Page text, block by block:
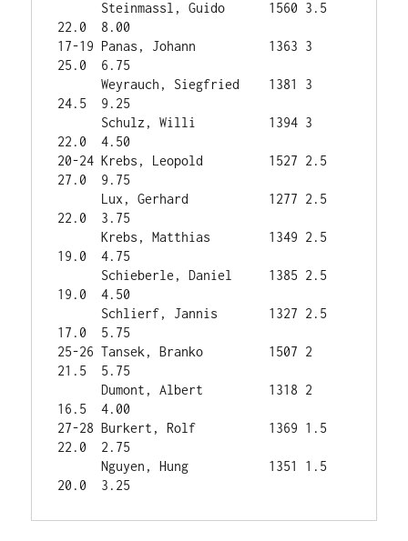
22.0  8.00
17-19 Panas, Johann          1363 3
25.0  6.75
      Weyrauch, Siegfried    1381 3
24.5  9.25
22.0  4.50
20-24 Krebs, Leopold         1527 2.5
27.0  9.75
22.0  3.75
      Krebs, Matthias        1349 2.5
19.0  4.75
19.0  4.50
17.0  5.75
25-26 Tansek, Branko         1507 2
21.5  5.75
      Dumont, Albert         1318 2
16.5  4.00
27-28 Burkert, Rolf          1369 1.5
22.0  2.75
      Nguyen, Hung           1351 1.5
20.0  3.25